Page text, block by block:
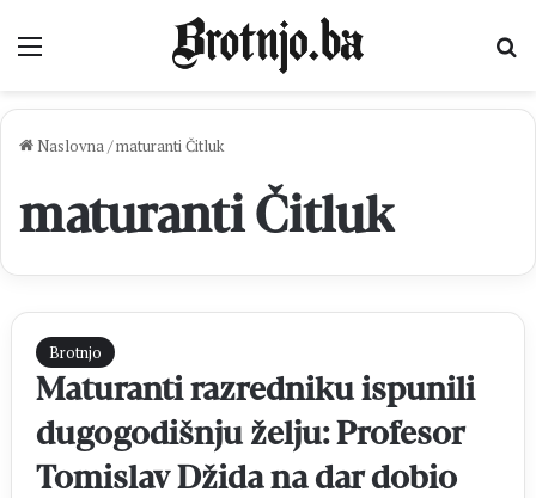
Naslovna/maturanti Čitluk
maturanti Čitluk
Brotnjo
Maturanti razredniku ispunili
dugogodišnju želju: Profesor
Tomislav Džida na dar dobio